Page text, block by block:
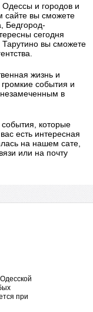
и городов и
сайте вы сможете
Бедгород-
сегодня
вы сможете
жизнь и
события и
незамеченным в
которые
есть интересная
на нашем сате,
или на почту
при